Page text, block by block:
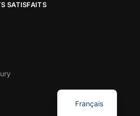
SATISFAITS
Français